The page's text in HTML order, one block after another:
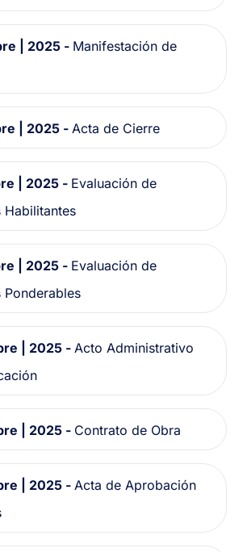
| 2025 - Manifestación de
| 2025 - Acta de Cierre
| 2025 - Evaluación de
Habilitantes
| 2025 - Evaluación de
Ponderables
| 2025 - Acto Administrativo
| 2025 - Contrato de Obra
| 2025 - Acta de Aprobación